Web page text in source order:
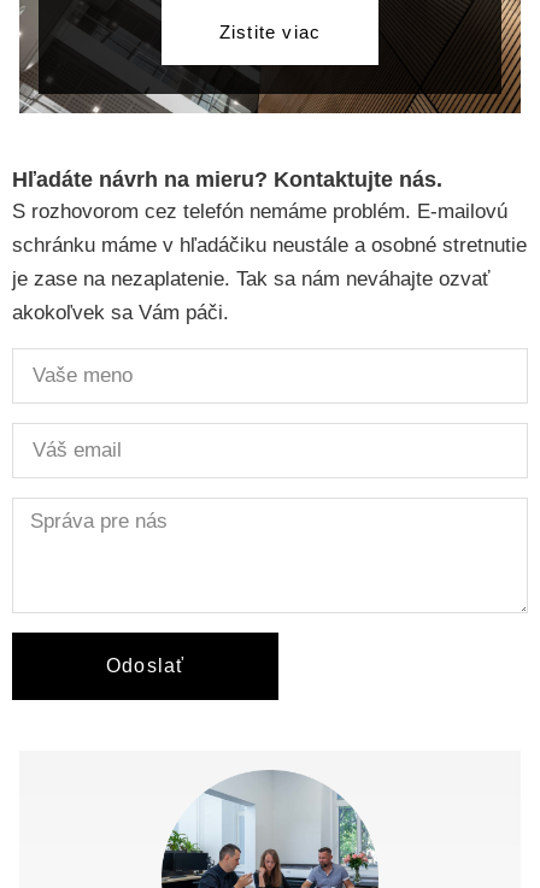
Zistite viac
Hľadáte návrh na mieru? Kontaktujte nás.
S rozhovorom cez telefón nemáme problém. E-mailovú
schránku máme v hľadáčiku neustále a osobné stretnutie
je zase na nezaplatenie. Tak sa nám neváhajte ozvať
akokoľvek sa Vám páči.
Odoslať